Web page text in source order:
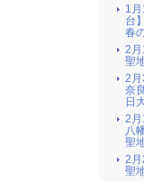
1
台
春
2月
聖
2
奈
日
2月
八
聖
2月
聖